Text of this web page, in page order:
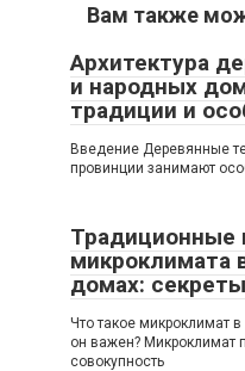
Вам также
Архитектура
и народных
традиции и
Введение Деревянные
провинции занимают
Традиционные
микроклимата
домах:
Что такое микроклимат
он важен? Микроклимат
совокупность